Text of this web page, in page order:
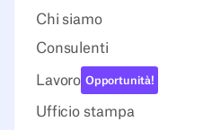
Chi siamo
Consulenti
Lavoro Opportunità!
Ufficio stampa